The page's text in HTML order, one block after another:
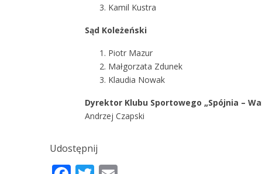
Kamil Kustra
Sąd Koleżeński
Piotr Mazur
Małgorzata Zdunek
Klaudia Nowak
Dyrektor Klubu Sportowego „Spójnia –
Andrzej Czapski
Udostępnij